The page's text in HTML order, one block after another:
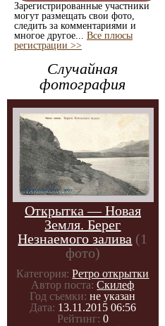
Зарегистрированные участники
могут размещать свои фото,
следить за комментариями и
многое другое... Все плюсы
регистрации >>
Случайная
фотография
Открытка — Новая
Земля. Берег
Незнаемого залива (1
фото)
Категория: Ретро открытки
Автор поста: Скилеф
Год съемки: не указан
Дата: 13.11.2015 06:56
Рейтинг: 0